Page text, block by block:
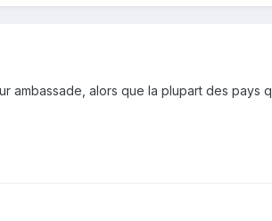
ambassade, alors que la plupart des